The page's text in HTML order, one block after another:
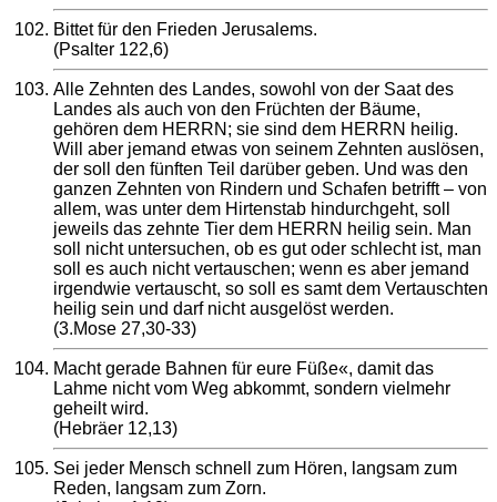
Bittet für den Frieden Jerusalems.
(Psalter 122,6)
Alle Zehnten des Landes, sowohl von der Saat des
Landes als auch von den Früchten der Bäume,
gehören dem HERRN; sie sind dem HERRN heilig.
Will aber jemand etwas von seinem Zehnten auslösen,
der soll den fünften Teil darüber geben. Und was den
ganzen Zehnten von Rindern und Schafen betrifft – von
allem, was unter dem Hirtenstab hindurchgeht, soll
jeweils das zehnte Tier dem HERRN heilig sein. Man
soll nicht untersuchen, ob es gut oder schlecht ist, man
soll es auch nicht vertauschen; wenn es aber jemand
irgendwie vertauscht, so soll es samt dem Vertauschten
heilig sein und darf nicht ausgelöst werden.
(3.Mose 27,30-33)
Macht gerade Bahnen für eure Füße«, damit das
Lahme nicht vom Weg abkommt, sondern vielmehr
geheilt wird.
(Hebräer 12,13)
Sei jeder Mensch schnell zum Hören, langsam zum
Reden, langsam zum Zorn.